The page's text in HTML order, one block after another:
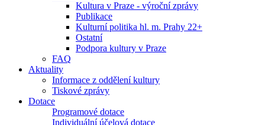
Kultura v Praze - výroční zprávy
Publikace
Kulturní politika hl. m. Prahy 22+
Ostatní
Podpora kultury v Praze
FAQ
Aktuality
Informace z oddělení kultury
Tiskové zprávy
Dotace
Programové dotace
Individuální účelová dotace